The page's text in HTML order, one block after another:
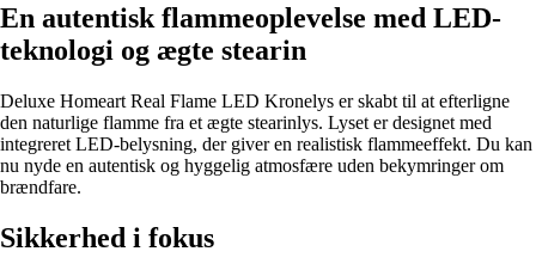
En autentisk flammeoplevelse med LED-
teknologi og ægte stearin
Deluxe Homeart Real Flame LED Kronelys er skabt til at efterligne
den naturlige flamme fra et ægte stearinlys. Lyset er designet med
integreret LED-belysning, der giver en realistisk flammeeffekt. Du kan
nu nyde en autentisk og hyggelig atmosfære uden bekymringer om
brændfare.
Sikkerhed i fokus